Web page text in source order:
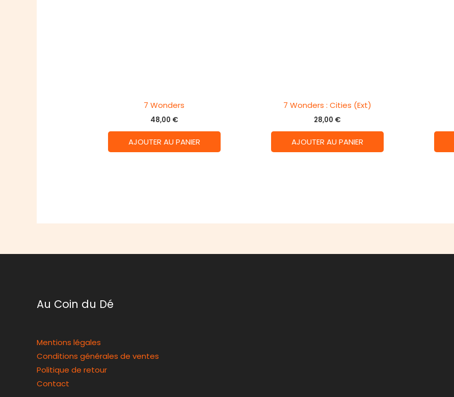
7 Wonders
48,00 €
AJOUTER AU PANIER
7 Wonders : Cities (Ext)
28,00 €
AJOUTER AU PANIER
Au Coin du Dé
Mentions légales
Conditions générales de ventes
Politique de retour
Contact